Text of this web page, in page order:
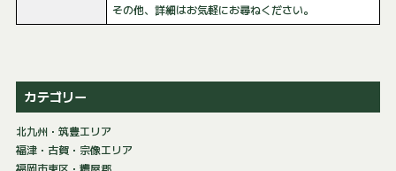
その他、詳細はお気軽にお尋ねください。
カテゴリー
北九州・筑豊エリア
福津・古賀・宗像エリア
福岡市東区・糟屋郡